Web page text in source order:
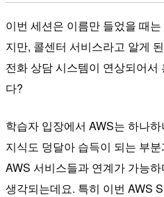
이번 세션은 이름만 들었을 때
지만, 콜센터 서비스라고 알게
전화 상담 시스템이 연상되어서
다?
학습자 입장에서 AWS는 하나
지식도 덩달아 습득이 되는 부
AWS 서비스들과 연계가 가능
생각되는데요. 특히 이번 AWS